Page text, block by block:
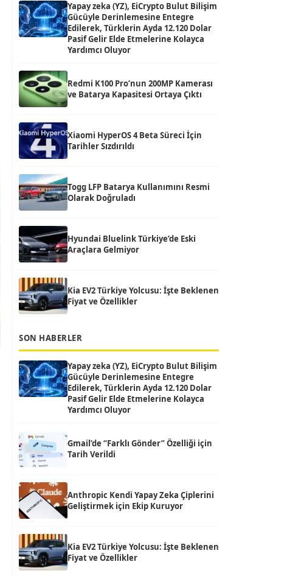
Yapay zeka (YZ), EiCrypto Bulut Bilişim
Gücüyle Derinlemesine Entegre
Edilerek, Türklerin Ayda 12.120 Dolar
Pasif Gelir Elde Etmelerine Kolayca
Yardımcı Oluyor
Redmi K100 Pro’nun 200MP Kamerası
ve Batarya Kapasitesi Ortaya Çıktı
Xiaomi HyperOS 4 Beta Süreci İçin
Tarihler Sızdırıldı
Togg LFP Batarya Kullanımını Resmi
Olarak Doğruladı
Hyundai Bluelink Türkiye’de Eski
Araçlara Gelmiyor
Kia EV2 Türkiye Yolcusu: İşte Beklenen
Fiyat ve Özellikler
SON HABERLER
Yapay zeka (YZ), EiCrypto Bulut Bilişim
Gücüyle Derinlemesine Entegre
Edilerek, Türklerin Ayda 12.120 Dolar
Pasif Gelir Elde Etmelerine Kolayca
Yardımcı Oluyor
Gmail’de “Farklı Gönder” Özelliği için
Tarih Verildi
Anthropic Kendi Yapay Zeka Çiplerini
Geliştirmek için Ekip Kuruyor
Kia EV2 Türkiye Yolcusu: İşte Beklenen
Fiyat ve Özellikler